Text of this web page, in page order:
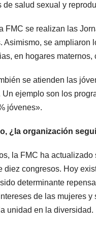
de salud sexual y
FMC se realizan las
Asimismo, se
en hogares
se atienden las
ejemplo son los
jóvenes».
¿la organización
la FMC ha
diez congresos. Hoy
determinante
de las mujeres
unidad en la diversidad.